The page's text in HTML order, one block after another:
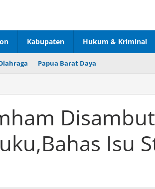
Kabupaten Hukum & Kriminal
Papua Barat Daya
Isu